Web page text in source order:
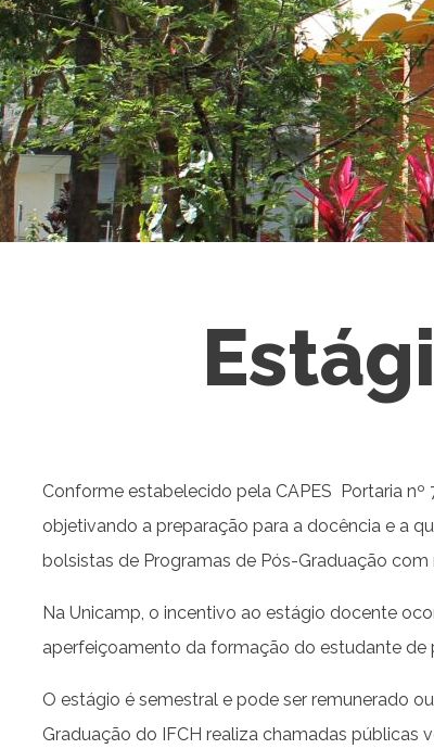
Conforme estabelecido pela CAPES Portaria
objetivando a preparação para a docência e a
bolsistas de Programas de Pós-Graduação com
Na Unicamp, o incentivo ao estágio docente
aperfeiçoamento da formação do estudante de
O estágio é semestral e pode ser remunerado
Graduação do IFCH realiza chamadas públicas